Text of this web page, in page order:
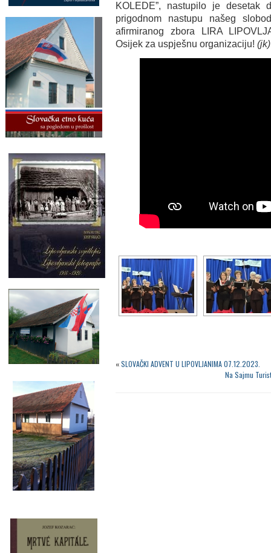
KOLEDE”, nastupilo je
prigodnom nastupu našeg
afirmiranog zbora LIRA
Osijek za uspješnu organizaciju! (jk)
«SLOVAČKI ADVENT U LIPOVLJANIMA 07.12.2023.
Na Sajmu